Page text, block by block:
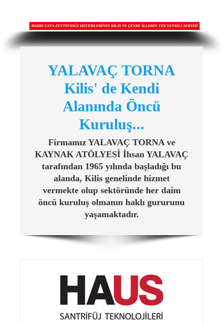
HAKKI USTA ZEYTİNYAĞI SİSTEMLERİNİN KİLİS VE ÇEVRE İLLERİN TEK YETKİLİ SERVİSİ
YALAVAÇ TORNA
Kilis' de Kendi
Alanında Öncü
Kuruluş...
Firmamız YALAVAÇ TORNA ve
KAYNAK ATÖLYESİ İhsan YALAVAÇ
tarafından 1965 yılında başladığı bu
alanda, Kilis genelinde hizmet
vermekte olup sektöründe her daim
öncü kuruluş olmanın haklı gururunu
yaşamaktadır.